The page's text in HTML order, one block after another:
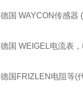
德国 WAYCON传感器
德国 WEIGEL电流表
德国FRIZLEN电阻等(